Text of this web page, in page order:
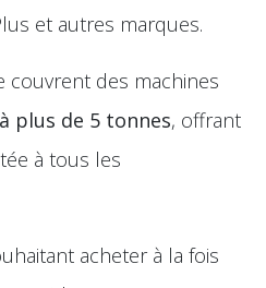
et autres marques.
couvrent des machines
plus de 5 tonnes, offrant
à tous les
acheter à la fois